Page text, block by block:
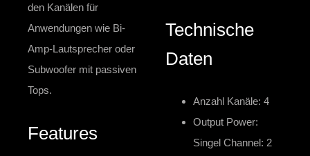
den Kanälen für
Anwendungen wie Bi-
Amp-Lautsprecher oder
Subwoofer mit passiven
Tops.
Features
Technische
Daten
Anzahl Kanäle: 4
Output Power:
Singel Channel: 2